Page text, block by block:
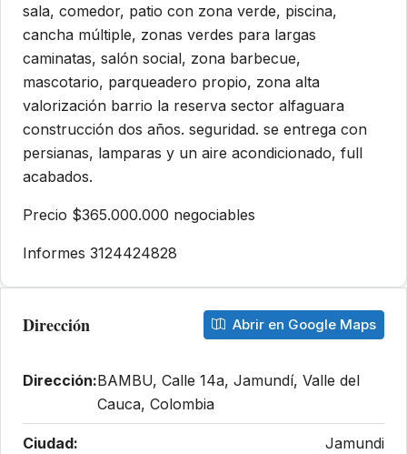
sala, comedor, patio con zona verde, piscina,
cancha múltiple, zonas verdes para largas
caminatas, salón social, zona barbecue,
mascotario, parqueadero propio, zona alta
valorización barrio la reserva sector alfaguara
construcción dos años. seguridad. se entrega con
persianas, lamparas y un aire acondicionado, full
acabados.
Precio $365.000.000 negociables
Informes 3124424828
Dirección Abrir en Google Maps
Dirección:BAMBU, Calle 14a, Jamundí, Valle del
Cauca, Colombia
Ciudad: Jamundi